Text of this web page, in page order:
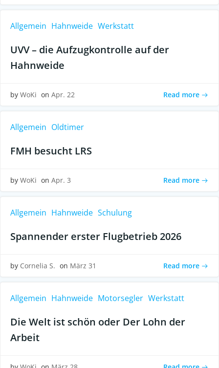
Allgemein Hahnweide Werkstatt
UVV – die Aufzugkontrolle auf der
Hahnweide
by WoKi on Apr. 22 Read more
Allgemein Oldtimer
FMH besucht LRS
by WoKi on Apr. 3 Read more
Allgemein Hahnweide Schulung
Spannender erster Flugbetrieb 2026
by Cornelia S. on März 31 Read more
Allgemein Hahnweide Motorsegler Werkstatt
Die Welt ist schön oder Der Lohn der
Arbeit